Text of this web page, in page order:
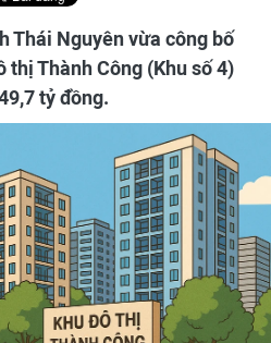
Thái Nguyên vừa công bố
thị Thành Công (Khu số 4)
tỷ đồng.